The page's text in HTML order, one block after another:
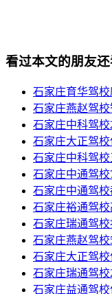
看过本文的朋友还
石家庄育华驾
石家庄燕赵驾
石家庄中科驾
石家庄大正驾
石家庄中科驾
石家庄中通驾校
石家庄中通驾
石家庄裕通驾
石家庄瑞通驾
石家庄燕赵驾
石家庄大正驾
石家庄瑞通驾校
石家庄益通驾